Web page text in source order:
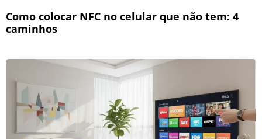
Como colocar NFC no celular que não tem: 4
caminhos